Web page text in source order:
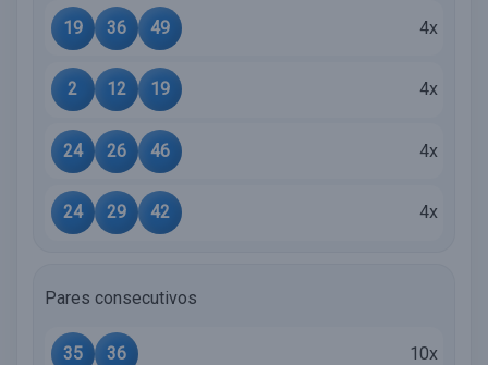
19 36 49 4x
2 12 19 4x
24 26 46 4x
24 29 42 4x
Pares consecutivos
35 36 10x